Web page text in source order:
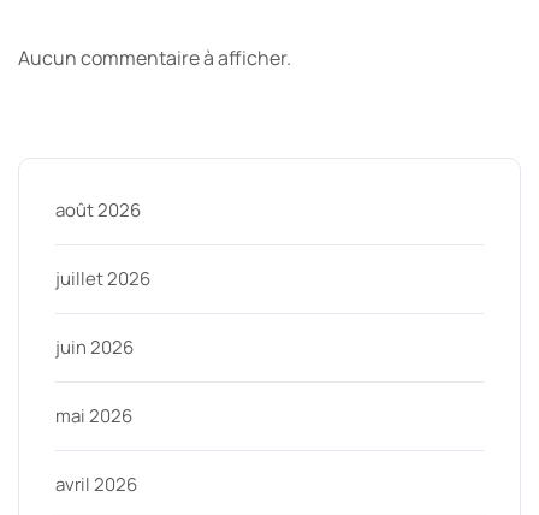
Aucun commentaire à afficher.
août 2026
juillet 2026
juin 2026
mai 2026
avril 2026